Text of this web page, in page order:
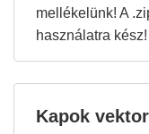
mellékelünk! A
használatra kész!
Kapok